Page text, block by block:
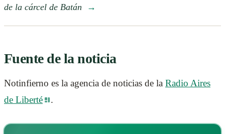
de la cárcel de Batán
→
Fuente de la noticia
Notinfierno es la agencia de noticias de la Radio Aires
de Liberté
.